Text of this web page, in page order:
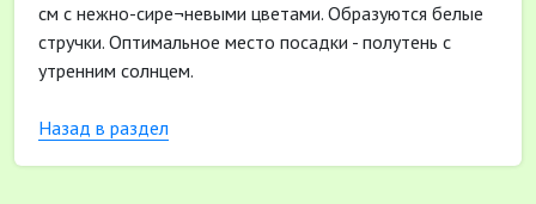
см с нежно-сире¬невыми цветами. Образуются белые
стручки. Оптимальное место посадки - полутень с
утренним солнцем.
Назад в раздел